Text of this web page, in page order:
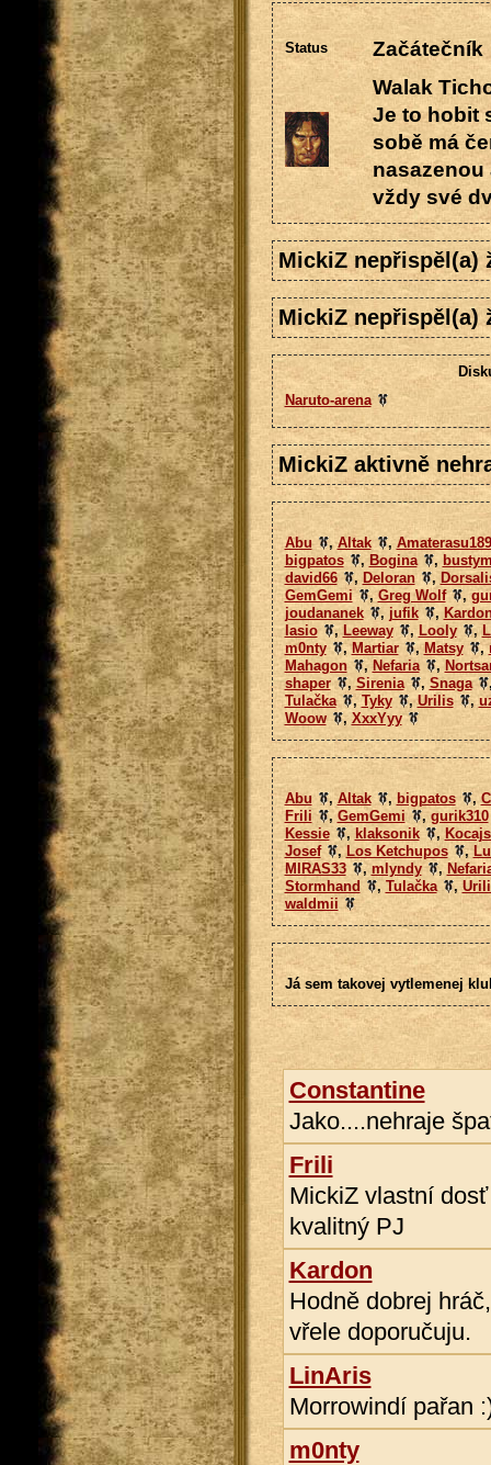
Status
Začátečník
Walak
Je to hobit
sobě má
nasazenou
vždy své
MickiZ nepřispěl(a)
MickiZ nepřispěl(a)
Naruto-arena
MickiZ aktivně
Abu ,Altak ,
bigpatos
, Bogina ,
david66
, Deloran ,
GemGemi
,Greg Wolf ,
joudananek
, jufik ,
lasio
, Leeway , Looly ,
m0nty
,Martiar ,Matsy ,
Mahagon
, Nefaria ,
shaper
, Sirenia , Snaga
Tulačka
, Tyky ,Urilis ,
Woow
, XxxYyy
Abu ,Altak , bigpatos ,
Frili
, GemGemi , gurik310
Kessie
, klaksonik ,
Josef
,Los Ketchupos ,
MIRAS33
,mlyndy ,
Stormhand
, Tulačka ,
waldmii
Já sem takovej vytlemenej
Constantine
Jako....nehraje
Frili
MickiZ vlastní
kvalitný PJ
Kardon
Hodně dobrej
vřele doporučuju.
LinAris
Morrowindí pařan
m0nty